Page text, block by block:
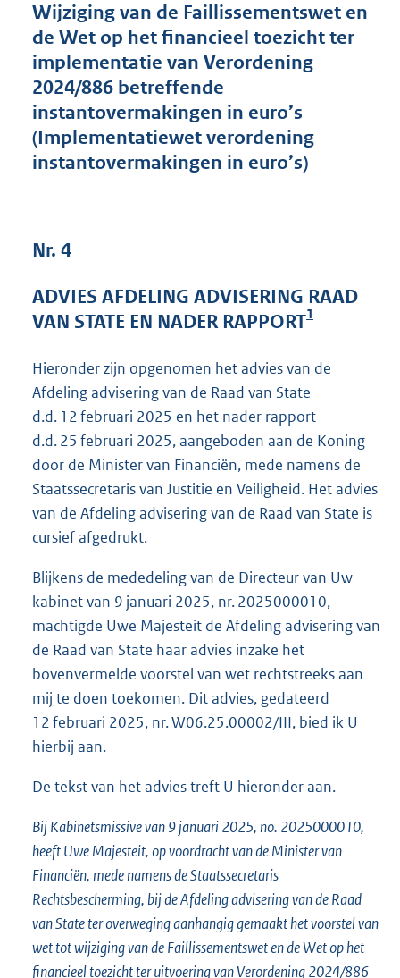
s
g
r
t
t
:
Wijziging van de Faillissementswet en
de Wet op het financieel toezicht ter
implementatie van Verordening
2024/886 betreffende
instantovermakingen in euro’s
(Implementatiewet verordening
instantovermakingen in euro’s)
Nr. 4
ADVIES AFDELING ADVISERING RAAD
VAN STATE EN NADER RAPPORT1
Hieronder zijn opgenomen het advies van de
Afdeling advisering van de Raad van State
d.d. 12 februari 2025 en het nader rapport
d.d. 25 februari 2025, aangeboden aan de Koning
door de Minister van Financiën, mede namens de
Staatssecretaris van Justitie en Veiligheid. Het advies
van de Afdeling advisering van de Raad van State is
cursief afgedrukt.
Blijkens de mededeling van de Directeur van Uw
kabinet van 9 januari 2025, nr. 2025000010,
machtigde Uwe Majesteit de Afdeling advisering van
de Raad van State haar advies inzake het
bovenvermelde voorstel van wet rechtstreeks aan
mij te doen toekomen. Dit advies, gedateerd
12 februari 2025, nr. W06.25.00002/III, bied ik U
hierbij aan.
De tekst van het advies treft U hieronder aan.
Bij Kabinetsmissive van 9 januari 2025, no. 2025000010,
heeft Uwe Majesteit, op voordracht van de Minister van
Financiën, mede namens de Staatssecretaris
Rechtsbescherming, bij de Afdeling advisering van de Raad
van State ter overweging aanhangig gemaakt het voorstel van
wet tot wijziging van de Faillissementswet en de Wet op het
financieel toezicht ter uitvoering van Verordening 2024/886